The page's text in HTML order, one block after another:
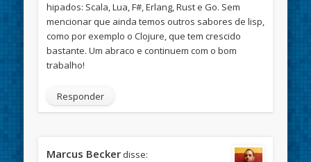
hipados: Scala, Lua, F#, Erlang, Rust e Go. Sem
mencionar que ainda temos outros sabores de lisp,
como por exemplo o Clojure, que tem crescido
bastante. Um abraco e continuem com o bom
trabalho!
Responder
Marcus Becker disse: